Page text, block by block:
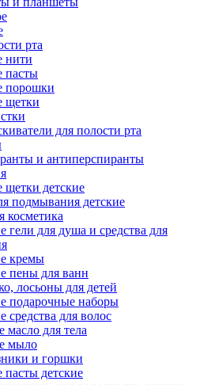
рта
нити
пасты
порошки
щетки
для полости рта
и антиперспиранты
щетки детские
подмывания детские
косметика
гели для душа и средства для
кремы
пены для ванн
лосьоны для детей
подарочные наборы
средства для волос
масло для тела
мыло
и горшки
пасты детские